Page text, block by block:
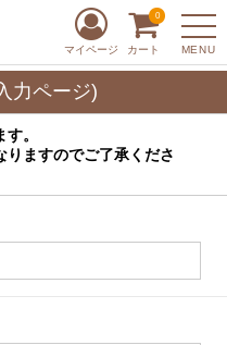
MENU
マイページ カート
0
力ページ)
。
ますのでご了承くださ